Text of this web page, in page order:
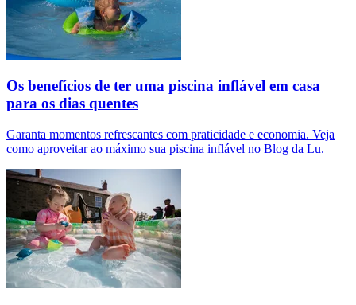
Os benefícios de ter uma piscina inflável em casa
para os dias quentes
Garanta momentos refrescantes com praticidade e economia. Veja
como aproveitar ao máximo sua piscina inflável no Blog da Lu.